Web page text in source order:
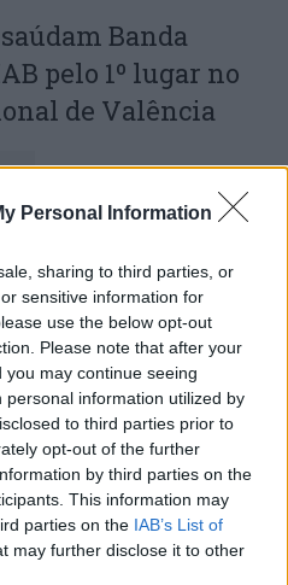
Personal Information
sharing to third parties, or
sensitive information for
use the below opt-out
Please note that after your
may continue seeing
information utilized by
to third parties prior to
opt-out of the further
by third parties on the
This information may
parties on the IAB’s List of
may further disclose it to other
Banda
pelo 1º lugar no
de Valência
Poiares aproxima
trabalho